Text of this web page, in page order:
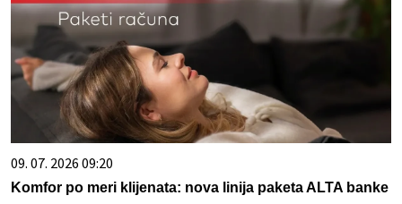
09. 07. 2026 09:20
Komfor po meri klijenata: nova linija paketa ALTA banke